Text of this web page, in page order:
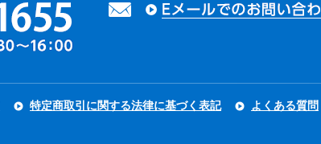
特定商取引に関する法律に基づく表記 よくある質問